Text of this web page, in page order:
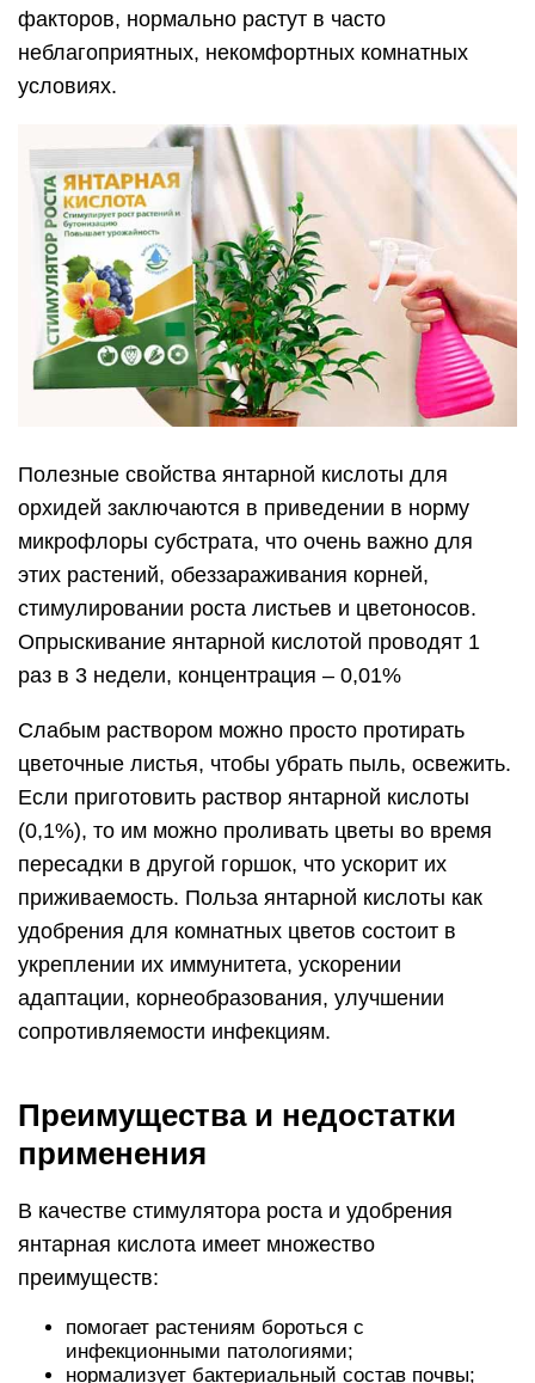
факторов, нормально растут в часто
неблагоприятных, некомфортных комнатных
условиях.
Полезные свойства янтарной кислоты для
орхидей заключаются в приведении в норму
микрофлоры субстрата, что очень важно для
этих растений, обеззараживания корней,
стимулировании роста листьев и цветоносов.
Опрыскивание янтарной кислотой проводят 1
раз в 3 недели, концентрация – 0,01%
Слабым раствором можно просто протирать
цветочные листья, чтобы убрать пыль, освежить.
Если приготовить раствор янтарной кислоты
(0,1%), то им можно проливать цветы во время
пересадки в другой горшок, что ускорит их
приживаемость. Польза янтарной кислоты как
удобрения для комнатных цветов состоит в
укреплении их иммунитета, ускорении
адаптации, корнеобразования, улучшении
сопротивляемости инфекциям.
Преимущества и недостатки
применения
В качестве стимулятора роста и удобрения
янтарная кислота имеет множество
преимуществ:
помогает растениям бороться с
инфекционными патологиями;
нормализует бактериальный состав почвы;